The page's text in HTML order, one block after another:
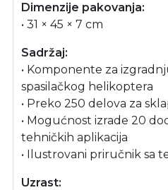
Dimenzije pakovanja:
• 31 × 45 × 7 cm
Sadržaj:
• Komponente za
spasilačkog helikoptera
• Preko 250 delova za
• Mogućnost izrade 20
tehničkih aplikacija
• Ilustrovani priručnik sa
Uzrast: